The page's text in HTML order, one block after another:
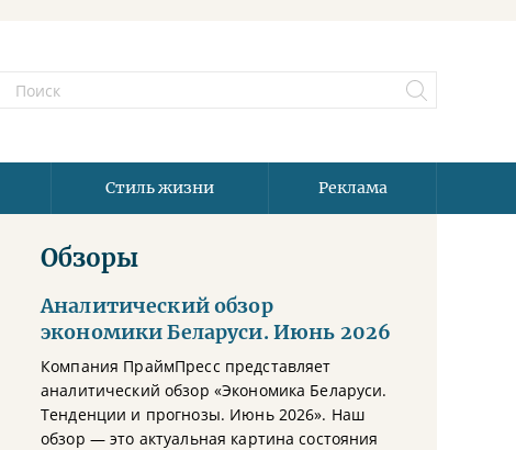
Стиль жизни Реклама
Обзоры
Аналитический обзор
экономики Беларуси. Июнь 2026
Компания ПраймПресс представляет
аналитический обзор «Экономика Беларуси.
Тенденции и прогнозы. Июнь 2026». Наш
обзор — это актуальная картина состояния